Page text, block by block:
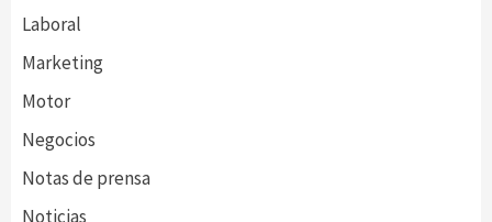
Laboral
Marketing
Motor
Negocios
Notas de prensa
Noticias